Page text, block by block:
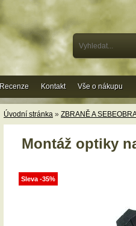
Úvodní stránka » ZBRANĚ A
Montáž optiky
Sleva -35%
Recenze Kontakt Vše o nákupu